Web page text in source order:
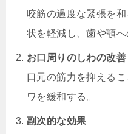
咬筋の過度な緊張を
状を軽減し、歯や顎へ
お口周りのしわの改善
口元の筋力を抑える
ワを緩和する。
副次的な効果